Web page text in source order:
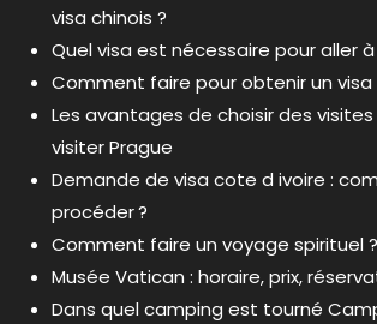
visa chinois ?
Quel visa est nécessaire pour aller à
Comment faire pour obtenir un visa
Les avantages de choisir des
visiter Prague
Demande de visa cote d ivoire :
procéder ?
Comment faire un voyage spirituel ?
Musée Vatican : horaire, prix,
Dans quel camping est tourné